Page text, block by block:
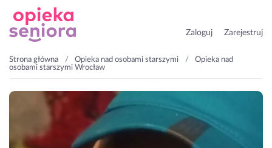
Zaloguj Zarejestruj
Strona główna Opieka nad osobami starszymi
Opieka nad
osobami starszymi Wrocław